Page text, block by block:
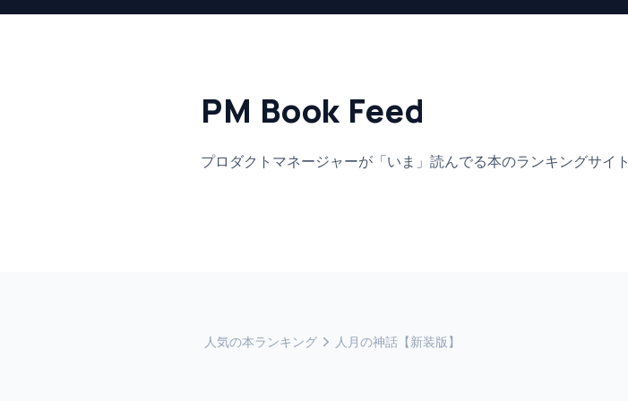
PM Book Feed
プロダクトマネージャーが「いま」 読んでる本のランキングサイト
人気の本ランキング 人月の神話【新装版】